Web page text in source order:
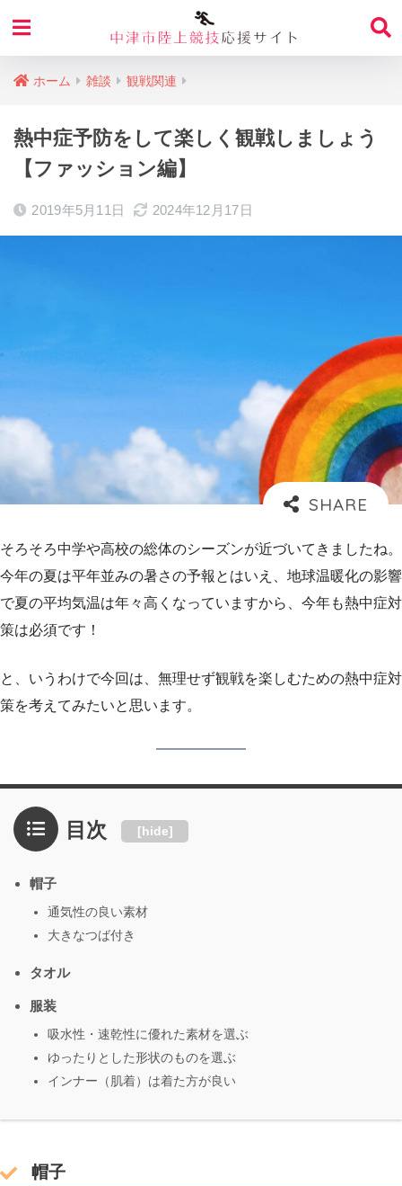
ホーム 雑談 観戦関連
熱中症予防をして楽しく観戦しましょう
【ファッション編】
2019年5月11日 2024年12月17日
そろそろ中学や高校の総体のシーズンが近づいてきましたね。
今年の夏は平年並みの暑さの予報とはいえ、地球温暖化の影響
で夏の平均気温は年々高くなっていますから、今年も熱中症対
策は必須です！
と、いうわけで今回は、 無理せず観戦を楽しむための熱中症対
策を考えてみたいと思います。
目次 [hide]
帽子
通気性の良い素材
大きなつば付き
タオル
服装
吸水性・速乾性に優れた素材を選ぶ
ゆったりとした形状のものを選ぶ
インナー（肌着）は着た方が良い
帽子